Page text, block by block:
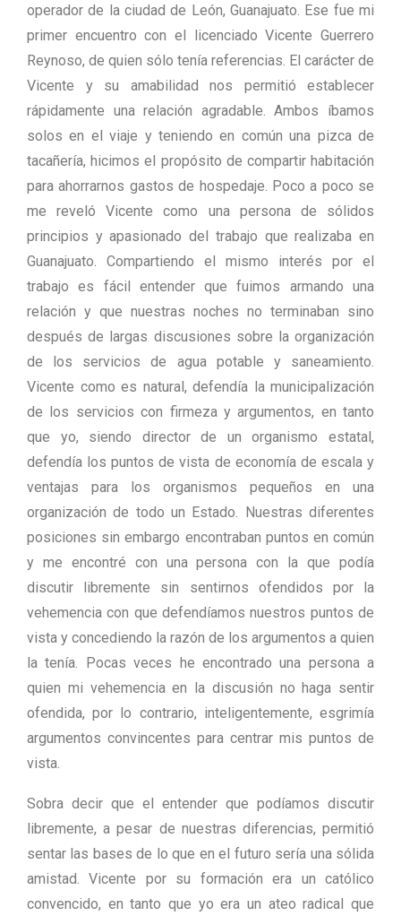
operador de la ciudad de León, Guanajuato. Ese fue mi
primer encuentro con el licenciado Vicente Guerrero
Reynoso, de quien sólo tenía referencias. El carácter de
Vicente y su amabilidad nos permitió establecer
rápidamente una relación agradable. Ambos íbamos
solos en el viaje y teniendo en común una pizca de
tacañería, hicimos el propósito de compartir habitación
para ahorrarnos gastos de hospedaje. Poco a poco se
me reveló Vicente como una persona de sólidos
principios y apasionado del trabajo que realizaba en
Guanajuato. Compartiendo el mismo interés por el
trabajo es fácil entender que fuimos armando una
relación y que nuestras noches no terminaban sino
después de largas discusiones sobre la organización
de los servicios de agua potable y saneamiento.
Vicente como es natural, defendía la municipalización
de los servicios con firmeza y argumentos, en tanto
que yo, siendo director de un organismo estatal,
defendía los puntos de vista de economía de escala y
ventajas para los organismos pequeños en una
organización de todo un Estado. Nuestras diferentes
posiciones sin embargo encontraban puntos en común
y me encontré con una persona con la que podía
discutir libremente sin sentirnos ofendidos por la
vehemencia con que defendíamos nuestros puntos de
vista y concediendo la razón de los argumentos a quien
la tenía. Pocas veces he encontrado una persona a
quien mi vehemencia en la discusión no haga sentir
ofendida, por lo contrario, inteligentemente, esgrimía
argumentos convincentes para centrar mis puntos de
vista.
Sobra decir que el entender que podíamos discutir
libremente, a pesar de nuestras diferencias, permitió
sentar las bases de lo que en el futuro sería una sólida
amistad. Vicente por su formación era un católico
convencido, en tanto que yo era un ateo radical que